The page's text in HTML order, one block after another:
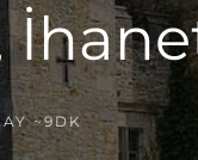
~9DK